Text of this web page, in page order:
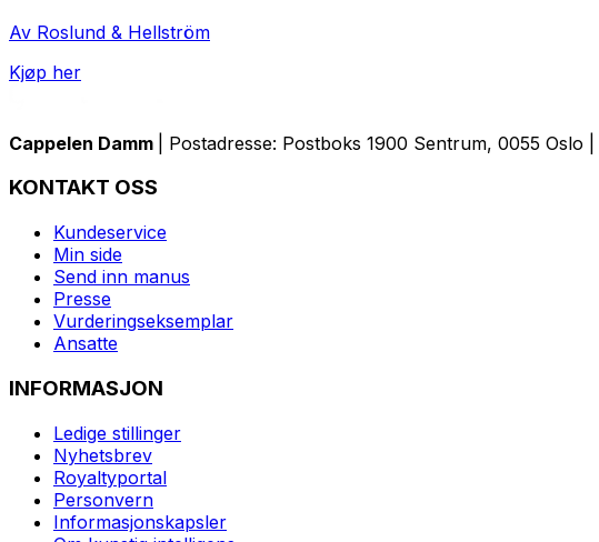
Av Roslund & Hellström
Kjøp her
Cappelen Damm | Postadresse: Postboks 1900 Sentrum, 0055 Oslo
KONTAKT OSS
Kundeservice
Min side
Send inn manus
Presse
Vurderingseksemplar
Ansatte
INFORMASJON
Ledige stillinger
Nyhetsbrev
Royaltyportal
Personvern
Informasjonskapsler